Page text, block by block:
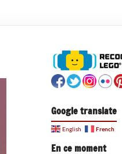
Google translate
English French
En ce moment